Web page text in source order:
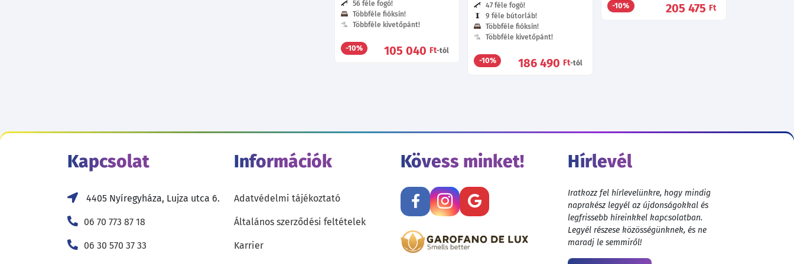
56 féle fogó!
Többféle fióksín!
Többféle kivetőpánt!
-10% 105 040 Ft-tól
-10% 205 475 Ft
47 féle fogó!
9 féle bútorláb!
Többféle fióksín!
Többféle kivetőpánt!
-10% 186 490 Ft-tól
Kapcsolat
4405 Nyíregyháza, Lujza utca 6.
06 70 773 87 18
06 30 570 37 33
Információk
Adatvédelmi tájékoztató
Általános szerződési feltételek
Karrier
Kövess minket! Hírlevél
Iratkozz fel hírlevelünkre, hogy mindig
naprakész legyél az újdonságokkal és
legfrissebb híreinkkel kapcsolatban.
Legyél részese közösségünknek, és ne
maradj le semmiről!